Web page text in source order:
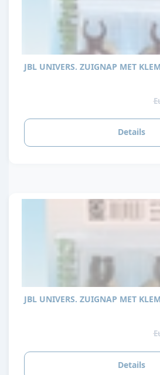
JBL UNIVERS. ZUIGNAP MET
Details
JBL UNIVERS. ZUIGNAP MET
Details